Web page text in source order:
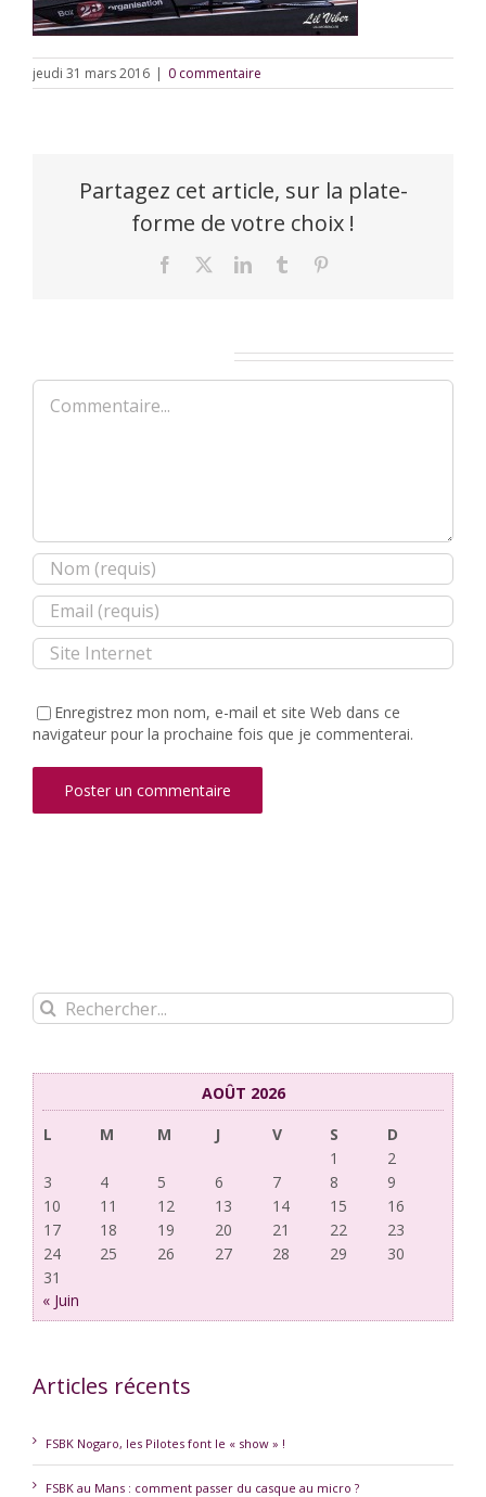
jeudi 31 mars 2016 | 0 commentaire
Partagez cet article, sur la plate-
forme de votre choix !
Facebook LinkedInTumblr
Commentaire
Enregistrez mon nom, e-mail et site Web dans ce
navigateur pour la prochaine fois que je commenterai.
Rechercher:
AOÛT 2026
L
M M J V S
D
1
2
3
4 5 6 7 8
9
10
11 12 13 14 15
16
17
18 19 20 21 22
23
24
25 26 27 28 29
30
31
« Juin
Articles récents
FSBK Nogaro, les Pilotes font le « show » !
FSBK au Mans : comment passer du casque au micro ?